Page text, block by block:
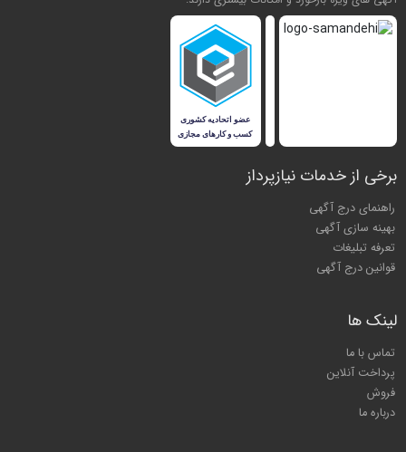
برخی از خدمات نیازپرداز
راهنمای درج آگهی
بهینه سازی آگهی
تعرفه تبلیغات
قوانین درج آگهی
لینک ها
تماس با ما
پرداخت آنلاین
فروش
درباره ما